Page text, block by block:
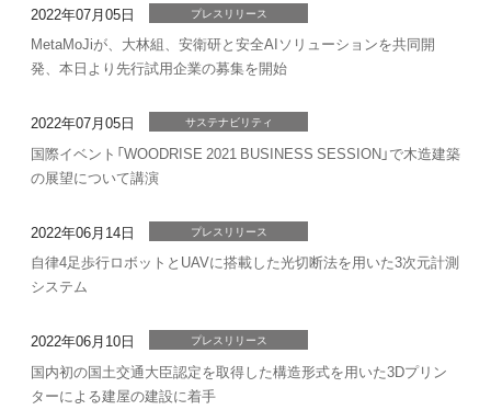
2022年07月05日 プレスリリース
MetaMoJiが、大林組、安衛研と安全AIソリューションを共同開
発、本日より先行試用企業の募集を開始
2022年07月05日 サステナビリティ
国際イベント「WOODRISE 2021 BUSINESS SESSION」で木造建築
の展望について講演
2022年06月14日 プレスリリース
自律4足歩行ロボットとUAVに搭載した光切断法を用いた3次元計測
システム
2022年06月10日 プレスリリース
国内初の国土交通大臣認定を取得した構造形式を用いた3Dプリン
ターによる建屋の建設に着手